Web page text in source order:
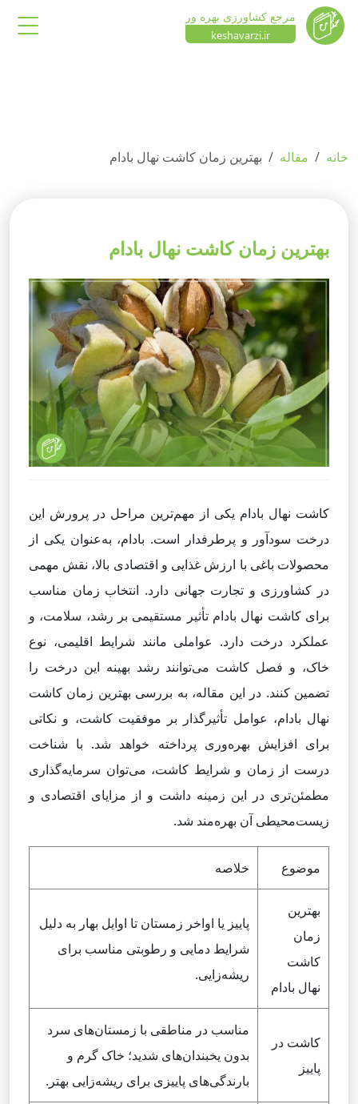
مرجع کشاورزی بهره ور
keshavarzi.ir
خانه مقاله بهترین زمان کاشت نهال بادام
بهترین زمان کاشت نهال بادام
کاشت نهال بادام یکی از مهم‌ترین مراحل در پرورش این
درخت سودآور و پرطرفدار است. بادام، به‌عنوان یکی از
محصولات باغی با ارزش غذایی و اقتصادی بالا، نقش مهمی
در کشاورزی و تجارت جهانی دارد. انتخاب زمان مناسب
برای کاشت نهال بادام تأثیر مستقیمی بر رشد، سلامت، و
عملکرد درخت دارد. عواملی مانند شرایط اقلیمی، نوع
خاک، و فصل کاشت می‌توانند رشد بهینه این درخت را
تضمین کنند. در این مقاله، به بررسی بهترین زمان کاشت
نهال بادام، عوامل تأثیرگذار بر موفقیت کاشت، و نکاتی
برای افزایش بهره‌وری پرداخته خواهد شد. با شناخت
درست از زمان و شرایط کاشت، می‌توان سرمایه‌گذاری
مطمئن‌تری در این زمینه داشت و از مزایای اقتصادی و
زیست‌محیطی آن بهره‌مند شد.
موضوع خلاصه
بهترین
زمان
کاشت
نهال بادام
پاییز یا اواخر زمستان تا اوایل بهار به دلیل
شرایط دمایی و رطوبتی مناسب برای
ریشه‌زایی.
کاشت در
پاییز
مناسب در مناطقی با زمستان‌های سرد
بدون یخبندان‌های شدید؛ خاک گرم و
بارندگی‌های پاییزی برای ریشه‌زایی بهتر.